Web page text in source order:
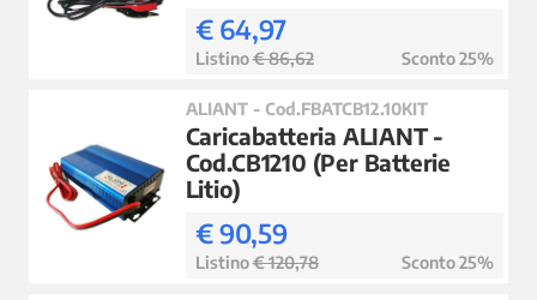
€ 64,97
Listino€ 86,62 Sconto 25%
ALIANT - Cod.FBATCB12.10KIT
Caricabatteria ALIANT -
Cod.CB1210 (Per Batterie
Litio)
€ 90,59
Listino€ 120,78 Sconto 25%